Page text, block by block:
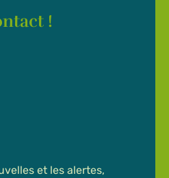
!
et les alertes,